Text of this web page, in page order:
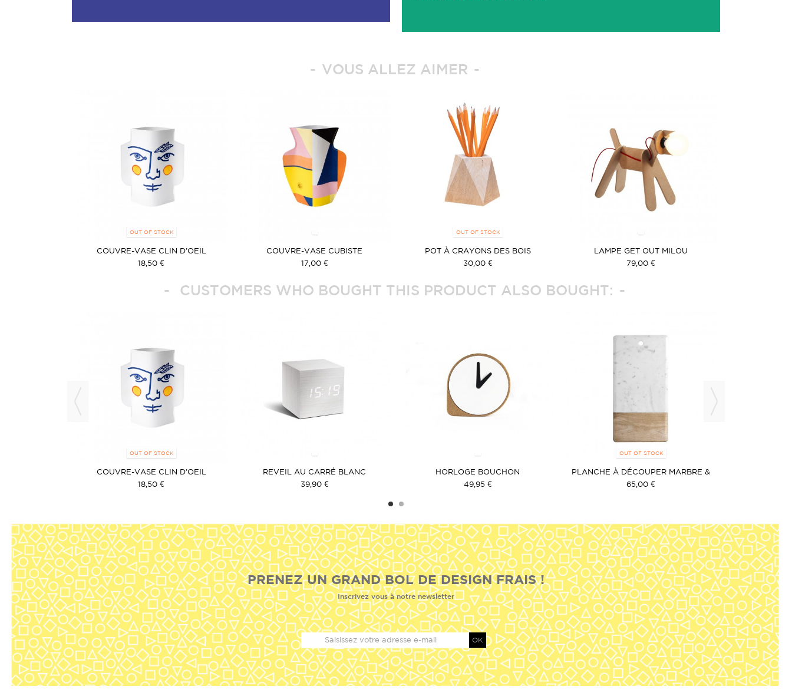
VOUS ALLEZ AIMER
OUT OF STOCK
COUVRE-VASE CLIN D'OEIL
18,50 €
COUVRE-VASE CUBISTE
17,00 €
OUT OF STOCK
POT À CRAYONS DES BOIS
30,00 €
LAMPE GET OUT MILOU
79,00 €
CUSTOMERS WHO BOUGHT THIS PRODUCT ALSO BOUGHT:
OUT OF STOCK
COUVRE-VASE CLIN D'OEIL
18,50 €
REVEIL AU CARRÉ BLANC
39,90 €
HORLOGE BOUCHON
49,95 €
OUT OF STOCK
PLANCHE À DÉCOUPER MARBRE &
BOIS
65,00 €
PRENEZ UN GRAND BOL DE DESIGN FRAIS !
Inscrivez vous à notre newsletter
OK